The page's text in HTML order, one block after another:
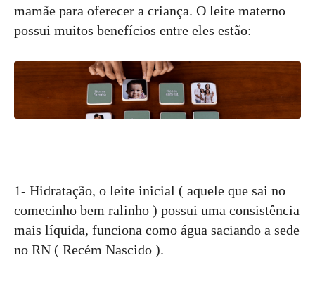
mamãe para oferecer a criança. O leite materno
possui muitos benefícios entre eles estão:
1- Hidratação, o leite inicial ( aquele que sai no
comecinho bem ralinho ) possui uma consistência
mais líquida, funciona como água saciando a sede
no RN ( Recém Nascido ).